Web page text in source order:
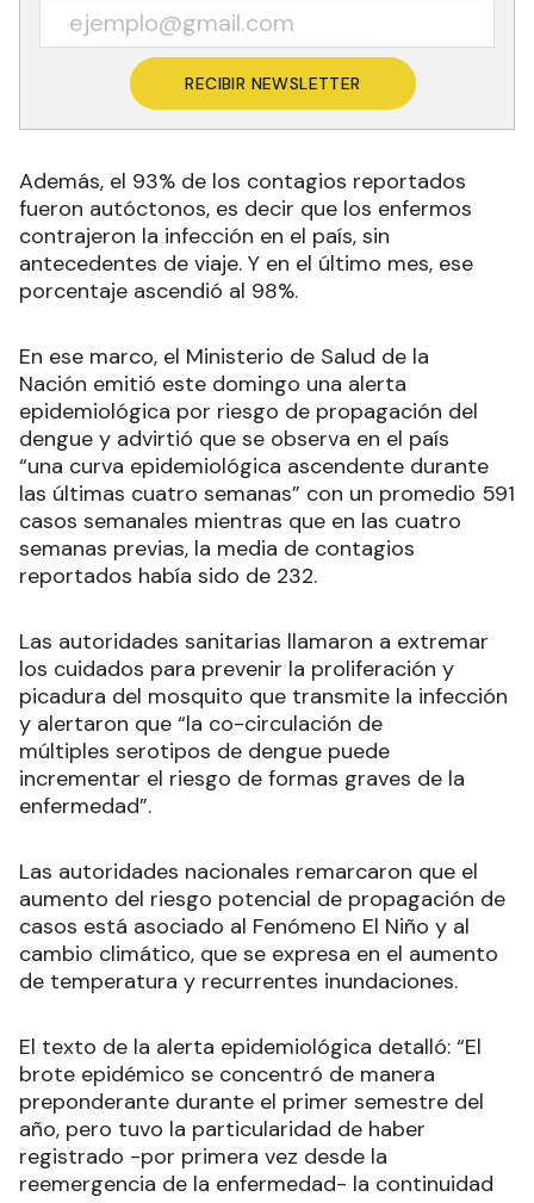
RECIBIR NEWSLETTER
Además, el 93% de los contagios reportados
fueron autóctonos, es decir que los enfermos
contrajeron la infección en el país, sin
antecedentes de viaje. Y en el último mes, ese
porcentaje ascendió al 98%.
En ese marco, el Ministerio de Salud de la
Nación emitió este domingo una alerta
epidemiológica por riesgo de propagación del
dengue y advirtió que se observa en el país
“una curva epidemiológica ascendente durante
las últimas cuatro semanas” con un promedio 591
casos semanales mientras que en las cuatro
semanas previas, la media de contagios
reportados había sido de 232.
Las autoridades sanitarias llamaron a extremar
los cuidados para prevenir la proliferación y
picadura del mosquito que transmite la infección
y alertaron que “la co-circulación de
múltiples serotipos de dengue puede
incrementar el riesgo de formas graves de la
enfermedad”.
Las autoridades nacionales remarcaron que el
aumento del riesgo potencial de propagación de
casos está asociado al Fenómeno El Niño y al
cambio climático, que se expresa en el aumento
de temperatura y recurrentes inundaciones.
El texto de la alerta epidemiológica detalló: “El
brote epidémico se concentró de manera
preponderante durante el primer semestre del
año, pero tuvo la particularidad de haber
registrado -por primera vez desde la
reemergencia de la enfermedad- la continuidad